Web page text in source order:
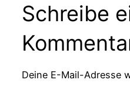
Schreibe
Deine E-Mail-Adresse